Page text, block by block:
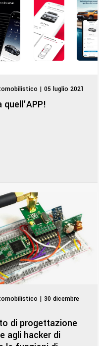
| 05 luglio 2021
| 30 dicembre
di progettazione
agli hacker di